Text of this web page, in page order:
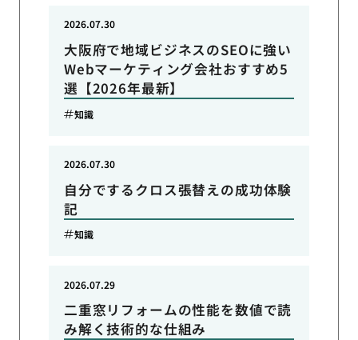
大阪府で地域ビジネスのSEOに強い
Webマーケティング会社おすすめ5
選【2026年最新】
2026.07.30
知識
自分でするクロス張替えの成功体験
記
2026.07.30
知識
二重窓リフォームの性能を数値で読
み解く技術的な仕組み
2026.07.29